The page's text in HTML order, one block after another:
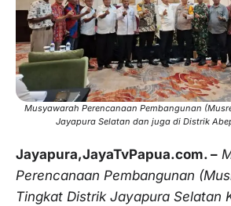
Musyawarah Perencanaan Pembangunan
Jayapura Selatan dan juga di Distrik
Jayapura,JayaTvPapua.com. –
Perencanaan Pembangunan
Tingkat Distrik Jayapura Selatan